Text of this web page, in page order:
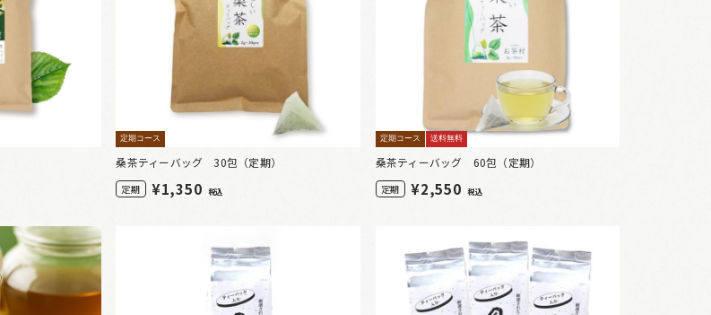
定期コース
桑茶ティーバッグ 30包（定期）
定期 ¥1,350 税込
定期コース 送料無料
桑茶ティーバッグ 60包（定期）
定期 ¥2,550 税込